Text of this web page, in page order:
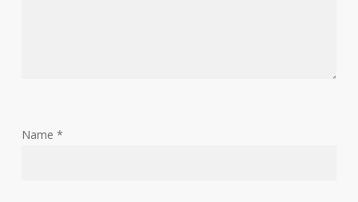
Name *